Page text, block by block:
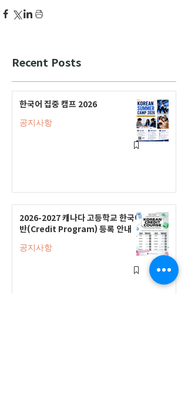
Recent Posts
한국어 집중 캠프 2026
공지사항
2026-2027 캐나다 고등학교 한국어
반(Credit Program) 등록 안내
공지사항